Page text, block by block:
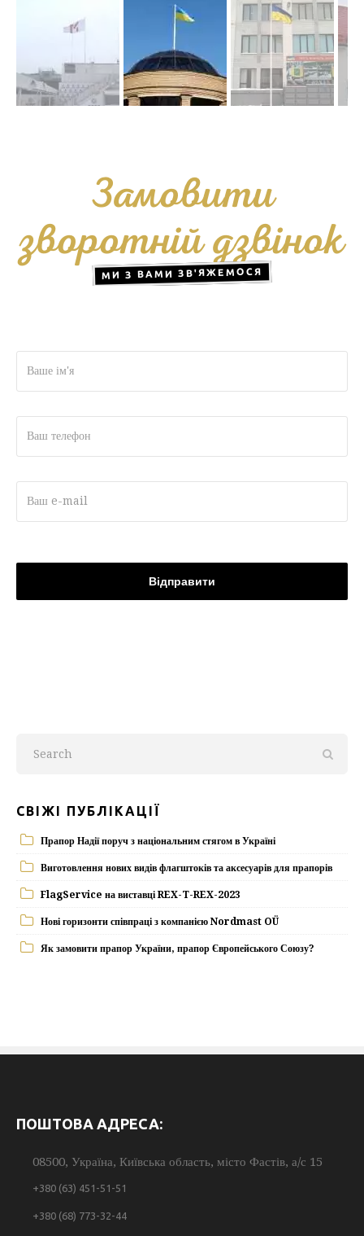
Замовити
зворотній дзвінок
МИ З ВАМИ ЗВ'ЯЖЕМОСЯ
СВІЖІ ПУБЛІКАЦІЇ
Прапор Надії поруч з національним стягом в Україні
Виготовлення нових видів флагштоків та аксесуарів для прапорів
FlagService на виставці REX-T-REX-2023
Нові горизонти співпраці з компанією Nordmast OÜ
Як замовити прапор України, прапор Європейського Союзу?
ПОШТОВА АДРЕСА:
08500, Україна, Київська область, місто Фастів, а/с 15
+380 (63) 451-51-51
+380 (68) 773-32-44